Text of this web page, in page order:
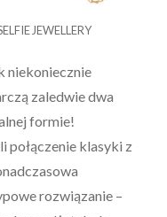
JEWELLERY
niekoniecznie
zaledwie dwa
formie!
połączenie klasyki z
rozwiązanie –